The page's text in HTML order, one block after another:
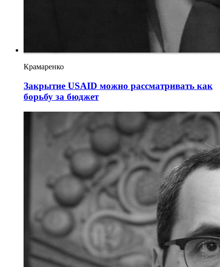
Крамаренко
Закрытие USAID можно рассматривать как
борьбу за бюджет